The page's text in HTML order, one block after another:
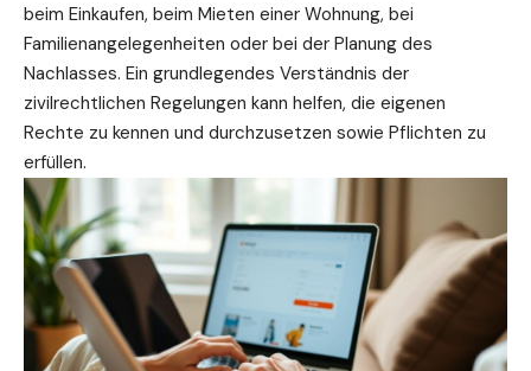
beim Einkaufen, beim Mieten einer Wohnung, bei
Familienangelegenheiten oder bei der Planung des
Nachlasses. Ein grundlegendes Verständnis der
zivilrechtlichen Regelungen kann helfen, die eigenen
Rechte zu kennen und durchzusetzen sowie Pflichten zu
erfüllen.